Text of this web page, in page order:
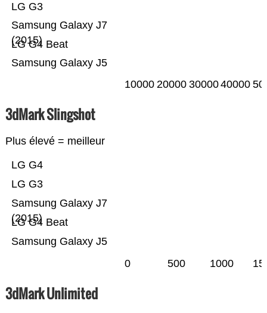
Samsung Galaxy J5
LG G4 Beat
Samsung Galaxy J7
(2015)
LG G3
10000 20000 3000040000
3dMark Slingshot
Plus élevé = meilleur
Samsung Galaxy J5
LG G4 Beat
Samsung Galaxy J7
(2015)
LG G3
LG G4
0 500 1000
3dMark Unlimited